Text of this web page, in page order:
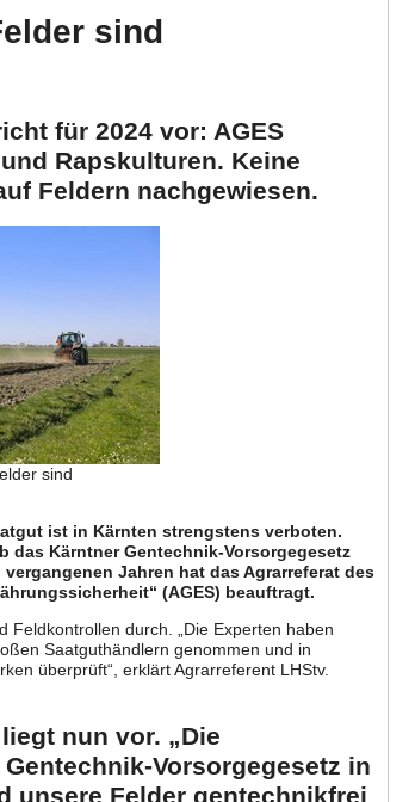
sind
für 2024 vor: AGES
Rapskulturen. Keine
Feldern nachgewiesen.
sind
ist in Kärnten strengstens verboten.
Kärntner Gentechnik-Vorsorgegesetz
Jahren hat das Agrarreferat des
(AGES) beauftragt.
Feldkontrollen durch. „Die Experten haben
Saatguthändlern genommen und in
überprüft“, erklärt Agrarreferent LHStv.
nun vor. „Die
Vorsorgegesetz in
unsere Felder gentechnikfrei